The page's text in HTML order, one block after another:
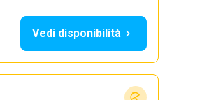
Vedi disponibilità